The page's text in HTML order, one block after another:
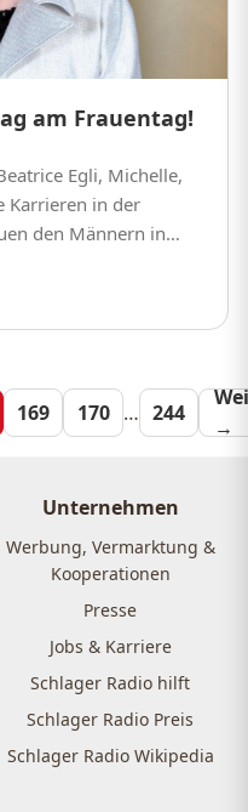
am Frauentag!
Egli, Michelle,
Karrieren in der
den Männern in
stark und...
169 170 … 244
→
Unternehmen
Werbung, Vermarktung &
Kooperationen
Presse
Jobs & Karriere
Schlager Radio hilft
Schlager Radio Preis
Schlager Radio Wikipedia